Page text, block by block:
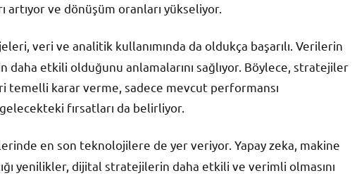
artıyor ve dönüşüm oranları yükseliyor.
veri ve analitik kullanımında da oldukça başarılı. Verilerin
etkili olduğunu anlamalarını sağlıyor. Böylece, stratejiler
temelli karar verme, sadece mevcut performansı
fırsatları da belirliyor.
en son teknolojilere de yer veriyor. Yapay zeka, makine
yenilikler, dijital stratejilerin daha etkili ve verimli olmasını